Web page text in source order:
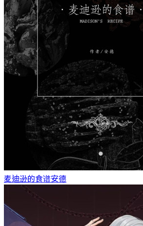
麦迪逊的食谱安德